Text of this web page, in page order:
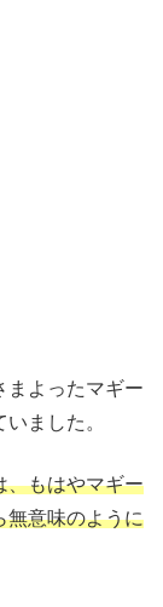
まよったマギー
ました。
、もはやマギー
無意味のように